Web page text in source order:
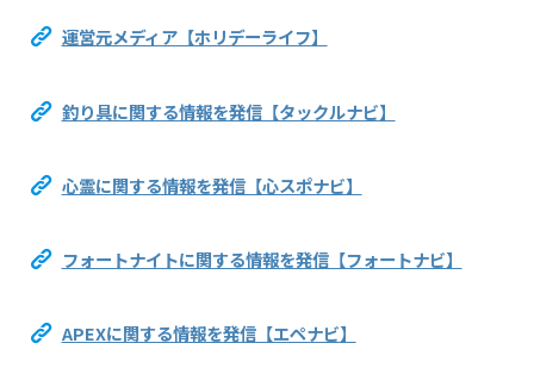
運営元メディア【ホリデーライフ】
釣り具に関する情報を発信【タックルナビ】
心霊に関する情報を発信【心スポナビ】
フォートナイトに関する情報を発信【フォートナビ】
APEXに関する情報を発信【エペナビ】